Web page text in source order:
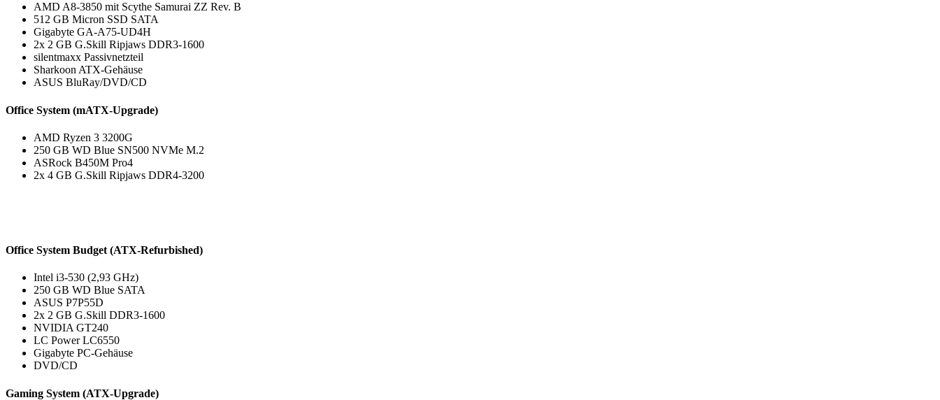
AMD A8-3850 mit Scythe Samurai ZZ Rev. B
512 GB Micron SSD SATA
Gigabyte GA-A75-UD4H
2x 2 GB G.Skill Ripjaws DDR3-1600
silentmaxx Passivnetzteil
Sharkoon ATX-Gehäuse
ASUS BluRay/DVD/CD
Office System (mATX-Upgrade)
AMD Ryzen 3 3200G
250 GB WD Blue SN500 NVMe M.2
ASRock B450M Pro4
2x 4 GB G.Skill Ripjaws DDR4-3200
Office System Budget (ATX-Refurbished)
Intel i3-530 (2,93 GHz)
250 GB WD Blue SATA
ASUS P7P55D
2x 2 GB G.Skill DDR3-1600
NVIDIA GT240
LC Power LC6550
Gigabyte PC-Gehäuse
DVD/CD
Gaming System (ATX-Upgrade)